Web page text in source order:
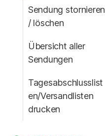
Sendung stornieren
/ löschen
Übersicht aller
Sendungen
Tagesabschlusslist
en/Versandlisten
drucken